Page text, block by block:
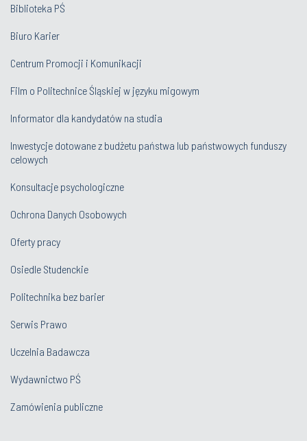
Biblioteka PŚ
Biuro Karier
Centrum Promocji i Komunikacji
Film o Politechnice Śląskiej w języku migowym
Informator dla kandydatów na studia
Inwestycje dotowane z budżetu państwa lub państwowych funduszy
celowych
Konsultacje psychologiczne
Ochrona Danych Osobowych
Oferty pracy
Osiedle Studenckie
Politechnika bez barier
Serwis Prawo
Uczelnia Badawcza
Wydawnictwo PŚ
Zamówienia publiczne